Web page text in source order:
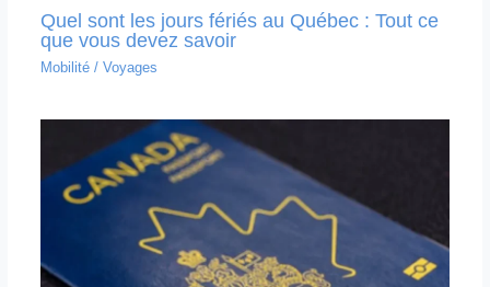
Quel sont les jours fériés au Québec : Tout ce
que vous devez savoir
Mobilité/ Voyages